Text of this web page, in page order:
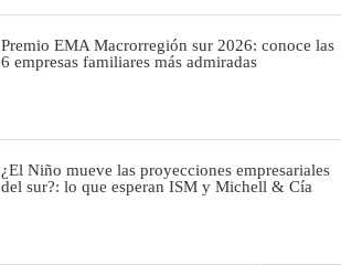
Premio EMA Macrorregión sur 2026: conoce las
6 empresas familiares más admiradas
¿El Niño mueve las proyecciones empresariales
del sur?: lo que esperan ISM y Michell & Cía